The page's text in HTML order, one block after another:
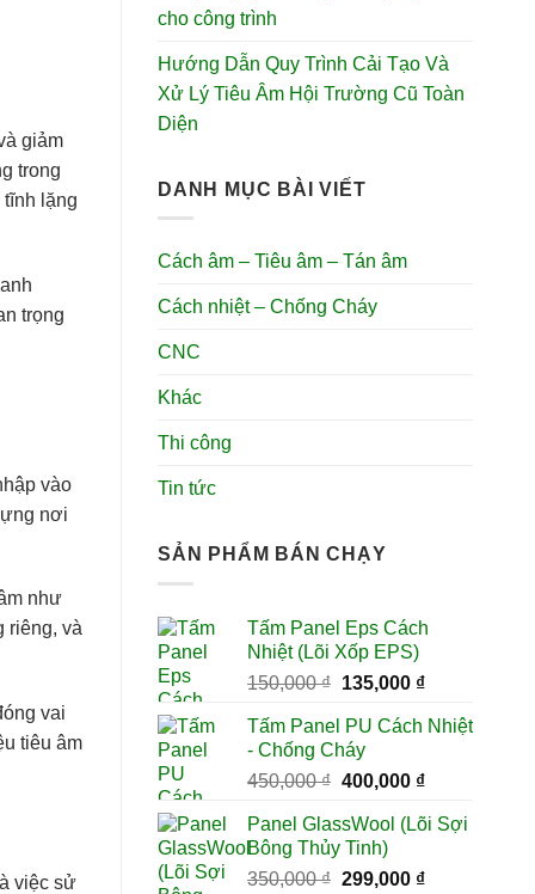
giảm
trong
lặng
trọng
vào
nơi
như
riêng, và
vai
tiêu âm
việc sử
cho công trình
Hướng Dẫn Quy Trình Cải Tạo Và
Xử Lý Tiêu Âm Hội Trường Cũ Toàn
Diện
DANH MỤC BÀI VIẾT
Cách âm – Tiêu âm – Tán âm
Cách nhiệt – Chống Cháy
CNC
Khác
Thi công
Tin tức
SẢN PHẨM BÁN CHẠY
Tấm Panel Eps Cách
Nhiệt (Lõi Xốp EPS)
150,000₫ Giá
là:
150,000 ₫.
135,000 ₫Giá
tại
135,000 ₫.
Tấm Panel PU Cách Nhiệt
- Chống Cháy
450,000₫ Giá
là:
450,000 ₫.
400,000 ₫Giá
tại
400,000 ₫.
Panel GlassWool (Lõi Sợi
Bông Thủy Tinh)
350,000₫ Giá
299,000 ₫Giá